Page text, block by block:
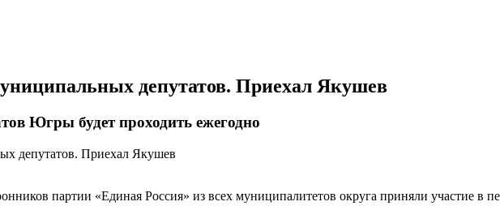
депутатов. Приехал Якушев
Югры будет проходить ежегодно
партии «Единая Россия» из всех муниципалитетов округа приняли участие